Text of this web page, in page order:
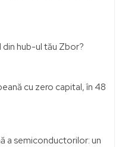
din hub-ul tău Zbor?
cu zero capital, în 48
a semiconductorilor: un